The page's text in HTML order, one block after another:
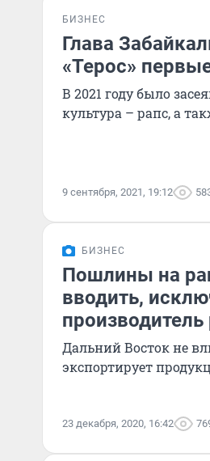
БИЗНЕС
Глава
«Терос»
В 2021 году было
культура – рапс, а
9 сентября, 2021, 19:12
БИЗНЕС
Пошлины на
вводить,
производитель
Дальний Восток не
экспортирует
23 декабря, 2020, 16:42